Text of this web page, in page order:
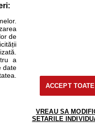
medical direct si
dintre medicii pe care
support@sfatulmedicului.ro
0374 109 268
de
a
date
ACCEPT TOATE
VREAU SA
SETARILE